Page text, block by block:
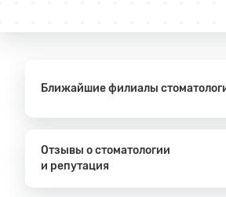
Ближайшие филиалы
Отзывы о стоматологии
и репутация